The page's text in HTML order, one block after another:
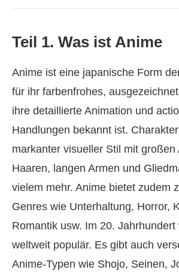
Teil 1. Was ist Anime
Anime ist eine japanische Form
für ihr farbenfrohes,
ihre detaillierte Animation und
Handlungen bekannt ist.
markanter visueller Stil mit großen
Haaren, langen Armen und
vielem mehr. Anime bietet zudem
Genres wie Unterhaltung, Horror,
Romantik usw. Im 20. Jahrhundert
weltweit populär. Es gibt auch
Anime-Typen wie Shojo, Seinen,